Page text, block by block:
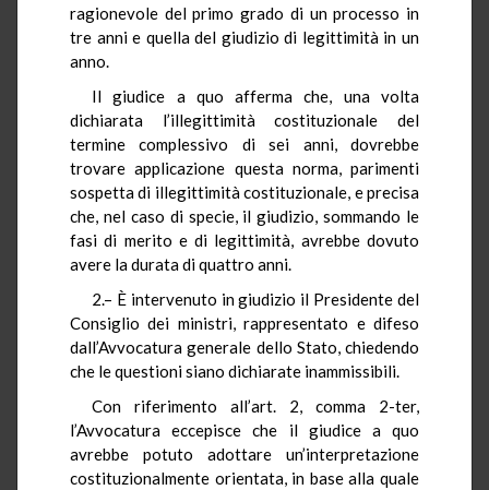
ragionevole del primo grado di un processo in
tre anni e quella del giudizio di legittimità in un
anno.
Il giudice a quo afferma che, una volta
dichiarata l’illegittimità costituzionale del
termine complessivo di sei anni, dovrebbe
trovare applicazione questa norma, parimenti
sospetta di illegittimità costituzionale, e precisa
che, nel caso di specie, il giudizio, sommando le
fasi di merito e di legittimità, avrebbe dovuto
avere la durata di quattro anni.
2.– È intervenuto in giudizio il Presidente del
Consiglio dei ministri, rappresentato e difeso
dall’Avvocatura generale dello Stato, chiedendo
che le questioni siano dichiarate inammissibili.
Con riferimento all’art. 2, comma 2-ter,
l’Avvocatura eccepisce che il giudice a quo
avrebbe potuto adottare un’interpretazione
costituzionalmente orientata, in base alla quale